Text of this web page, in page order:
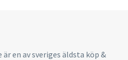
en av sveriges äldsta köp &